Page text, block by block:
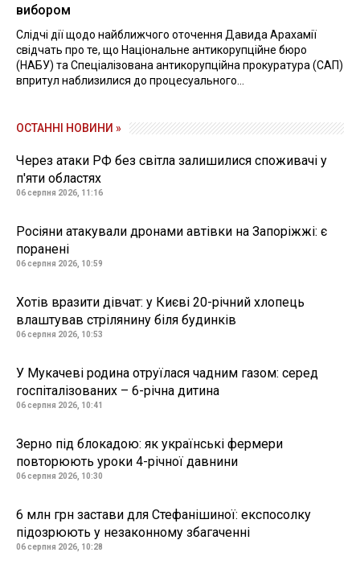
вибором
Слідчі дії щодо найближчого оточення Давида Арахамії
свідчать про те, що Національне антикорупційне бюро
(НАБУ) та Спеціалізована антикорупційна прокуратура (САП)
впритул наблизилися до процесуального...
ОСТАННІ НОВИНИ »
Через атаки РФ без світла залишилися споживачі у
п'яти областях
06 серпня 2026, 11:16
Росіяни атакували дронами автівки на Запоріжжі: є
поранені
06 серпня 2026, 10:59
Хотів вразити дівчат: у Києві 20-річний хлопець
влаштував стрілянину біля будинків
06 серпня 2026, 10:53
У Мукачеві родина отруїлася чадним газом: серед
госпіталізованих – 6-річна дитина
06 серпня 2026, 10:41
Зерно під блокадою: як українські фермери
повторюють уроки 4-річної давнини
06 серпня 2026, 10:30
6 млн грн застави для Стефанішиної: експосолку
підозрюють у незаконному збагаченні
06 серпня 2026, 10:28